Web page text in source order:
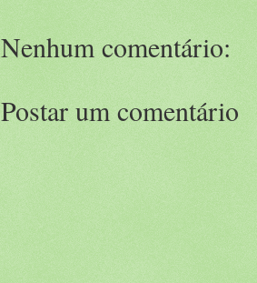
Nenhum comentário:
Postar um comentário